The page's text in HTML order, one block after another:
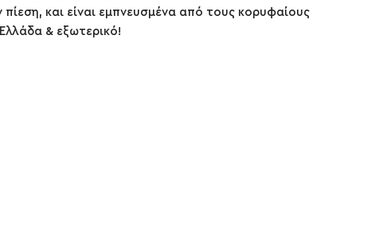
πίεση, και είναι εμπνευσμένα από τους κορυφαίους
& εξωτερικό!